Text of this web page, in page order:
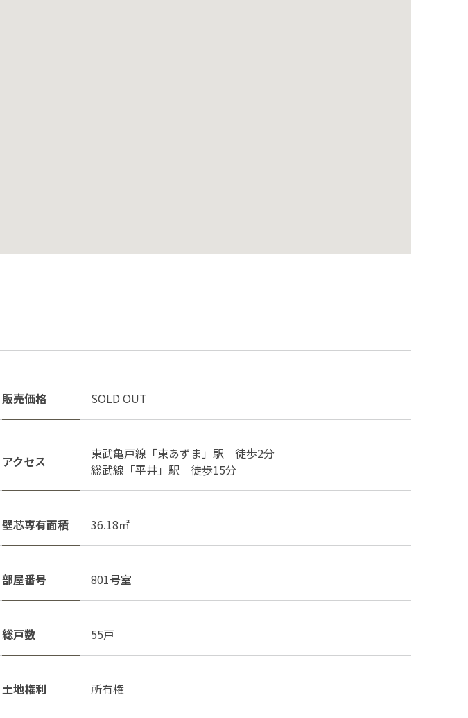
販売価格 SOLD OUT
アクセス
東武亀戸線「東あずま」駅 徒歩2分
総武線「平井」駅 徒歩15分
壁芯専有面積 36.18㎡
部屋番号 801号室
総戸数 55戸
土地権利 所有権